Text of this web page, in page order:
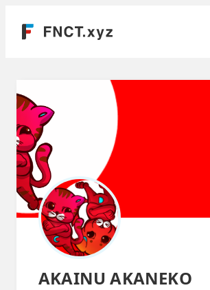
AKAINU AKANEKO